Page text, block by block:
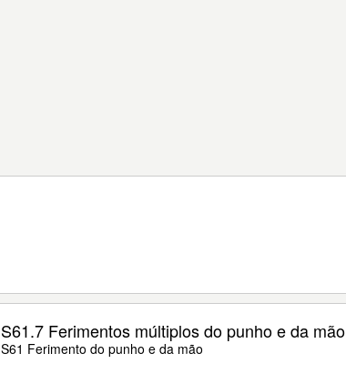
S61.7 Ferimentos múltiplos do punho e da mão
S61 Ferimento do punho e da mão